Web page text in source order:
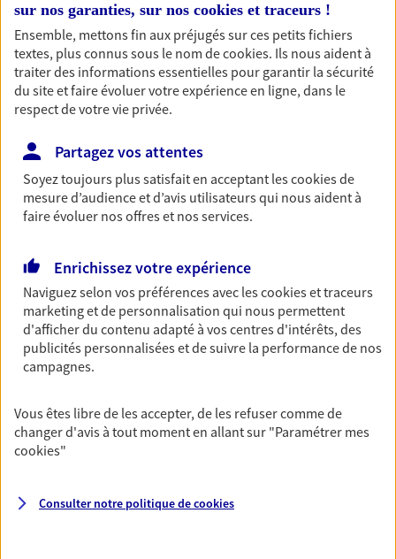
Garantie Accidents de la Vie
Bricoleuse, féru de jardinage, pâtissier en herbe
ou grande lectrice… personne n'est à l'abri d'un
accident du quotidien. Avec Ma Protection
Accident, protégez votre qualité de vie et vos
revenus.
Découvrir l'offre Garantie Accidents de la Vie
OBTENIR UN TARIF EN LIGNE
Multirisque Entreprise
Gagnez en simplicité et en sérénité avec votre
assurance multirisque entreprise. Un contrat
unique pour protéger vos locaux, matériels pro,
équipements et stocks… sans oublier votre
responsabilité civile.
DEMANDER UN DEVIS
VOIR TOUTES NOS OFFRES
sur nos garanties, sur nos cookies et traceurs !
Ensemble, mettons fin aux préjugés sur ces petits fichiers
textes, plus connus sous le nom decookies. Ils nous aident à
traiter des informations essentielles pour garantir la sécurité
du site et faire évoluer votre expérience en ligne, dans le
respect de votre vie privée.
Partagez vos attentes
Soyez toujours plus satisfait en acceptant lescookiesde
mesure d’audience et d’avis utilisateurs qui nous aident à
faire évoluer nos offres et nos services.
Enrichissez votre expérience
Naviguez selon vos préférences avec lescookies et traceurs
marketing et de personnalisation qui nous permettent
d'afficher du contenu adapté à vos centres d'intérêts, des
publicités personnalisées et de suivre la performance de nos
campagnes.
Vous êtes libre de les accepter, de les refuser comme de
changer d'avis à tout moment en allant sur "Paramétrer mes
cookies"
Consulter notre politique decookies